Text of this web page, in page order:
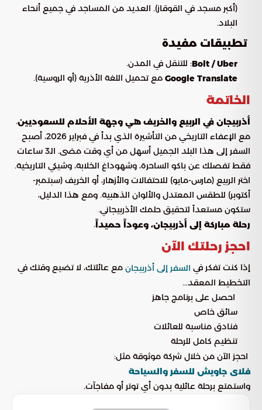
(أكبر مسجد في القوقاز). العديد من المساجد في جميع أنحاء
البلاد.
تطبيقات مفيدة
Bolt / Uber: للتنقل في المدن.
Google Translate مع تحميل اللغة الأذرية (أو الروسية).
الخاتمة
أذربيجان في الربيع والخريف هي وجهة الأحلام للسعوديين.
مع الإعفاء التاريخي من التأشيرة الذي بدأ في فبراير 2026، أصبح
السفر إلى هذا البلد الجميل أسهل من أي وقت مضى. الـ3 ساعات
فقط تفصلك عن باكو الساحرة، وشهوداغ الخلابة، وشيكي التاريخية.
اختر الربيع (مارس-مايو) للاحتفالات والأزهار، أو الخريف (سبتمبر-
أكتوبر) للطقس المعتدل والألوان الذهبية. ومع هذا الدليل،
ستكون مستعداً لتحقيق حلمك الأذربيجاني.
رحلة مباركة إلى أذربيجان، وعوداً حميداً.
احجز رحلتك الآن
إذا كنت تفكر في السفر إلى أذربيجان مع عائلتك، لا تضيع وقتك في
التخطيط المعقد…
احصل على برنامج جاهز
سائق خاص
فنادق مناسبة للعائلات
تنظيم كامل للرحلة
احجز الآن من خلال شركة موثوقة مثل:
فلاى جاويش للسفر والسياحة
واستمتع برحلة عائلية بدون أي توتر أو مفاجآت.